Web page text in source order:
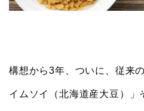
構想から3年、ついに、従来
イムソイ（北海道産大豆）」